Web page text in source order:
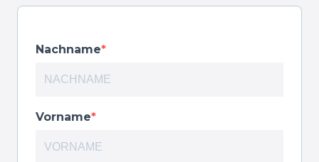
Nachname
Vorname